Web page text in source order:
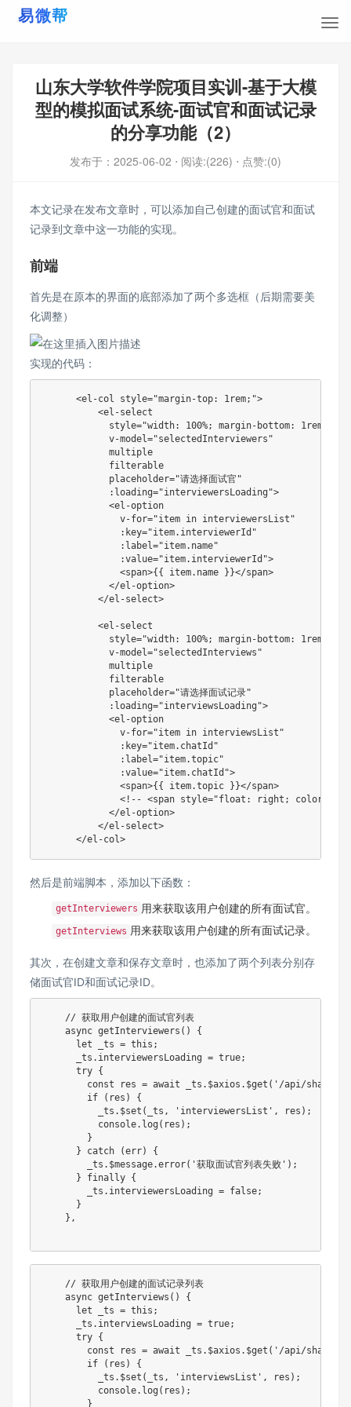
山东大学软件学院项目实训-基于大模
型的模拟面试系统-面试官和面试记录
的分享功能（2）
发布于： 2025-06-02 ⋅ 阅读:(226) ⋅ 点赞:(0)
本文记录在发布文章时，可以添加自己创建的面试官和面试
记录到文章中这一功能的实现。
前端
首先是在原本的界面的底部添加了两个多选框（后期需要美
化调整）
实现的代码：
<el-col style="margin-top: 1rem; ">
<el-select
style="width: 100%; margin-bottom: 1rem
v-model ="selectedInterviewers "
multiple
filterable
placeholder="请选择面试官 "
:loading="interviewersLoading ">
<el-option
v-for="item in interviewersList "
:key="item.interviewerId "
:label ="item.name"
:value="item.interviewerId ">
<span>{{ item.name }}</span>
</el-option>
</el-select>
<el-select
style="width: 100%; margin-bottom: 1rem
v-model ="selectedInterviews "
multiple
filterable
placeholder="请选择面试记录"
:loading="interviewsLoading ">
<el-option
v-for="item in interviewsList "
:key="item.chatId "
:label ="item.topic"
:value="item.chatId ">
<span>{{ item.topic }}</span>
<!-- <span style="float: right; color:
</el-option>
</el-select>
</el-col >
然后是前端脚本，添加以下函数：
getInterviewers 用来获取该用户创建的所有面试官。
getInterviews 用来获取该用户创建的所有面试记录。
其次，在创建文章和保存文章时，也添加了两个列表分别存
储面试官ID和面试记录ID。
// 获取用户创建的面试官列表
async getInterviewers ( )
{
let _ts = this ;
      _ts
. interviewersLoading = true;
try {
const res = await _ts . $axios . $get ( '/api/share/
if
( res )
{
          _ts
. $set ( _ts , 'interviewersList' , res ) ;
          console
. log ( res ) ;
}
}
catch (err)
{
        _ts
. $message.error( '获取面试官列表失败' ) ;
}
finally {
        _ts
. interviewersLoading = false;
}
} ,
// 获取用户创建的面试记录列表
async getInterviews ( )
{
let _ts = this ;
      _ts
. interviewsLoading = true;
try {
const res = await _ts . $axios . $get ( '/api/share/
if
( res )
{
          _ts
. $set ( _ts , 'interviewsList' , res ) ;
          console
. log ( res ) ;
}